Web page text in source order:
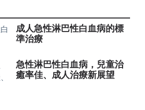
成人急性淋巴性白血病的標
準治療
急性淋巴性白血病，兒童治
癒率佳、成人治療新展望